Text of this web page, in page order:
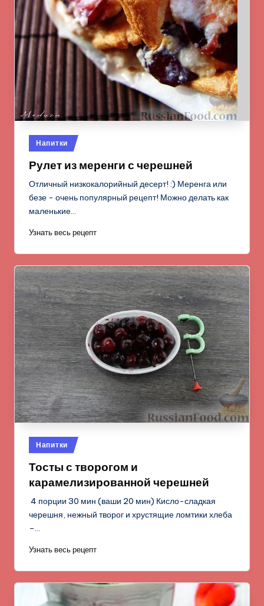
Опубликовано
в
Напитки
Рулет из меренги с черешней
Отличный низкокалорийный десерт! :) Меренга или
безе - очень популярный рецепт! Можно делать как
маленькие…
Узнать весь рецепт
Опубликовано
в
Напитки
Тосты с творогом и
карамелизированной черешней
4 порции 30 мин (ваши 20 мин) Кисло-сладкая
черешня, нежный творог и хрустящие ломтики хлеба
–…
Узнать весь рецепт